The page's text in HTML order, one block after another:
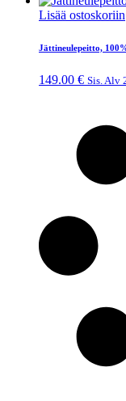
Lisää ostoskoriin
Jättineulepeitto,
149.00 € Sis. Alv